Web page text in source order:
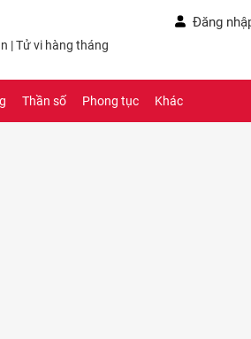
Đăng
|Tử vi hàng tháng
Thần số Phong tục Khác